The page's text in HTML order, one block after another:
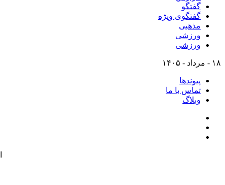
گفتگو
گفتگوی ویژه
مذهبی
ورزشی
ورزشی
۱۸ - مرداد - ۱۴۰۵
پیوندها
تماس با ما
وبلاگ